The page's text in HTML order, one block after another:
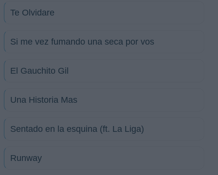
Te Olvidare
Si me vez fumando una seca por vos
El Gauchito Gil
Una Historia Mas
Sentado en la esquina (ft. La Liga)
Runway